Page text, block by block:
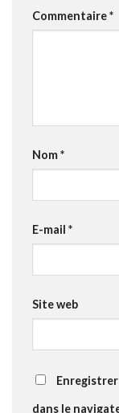
Commentaire*
Nom*
E-mail *
Site web
dans le